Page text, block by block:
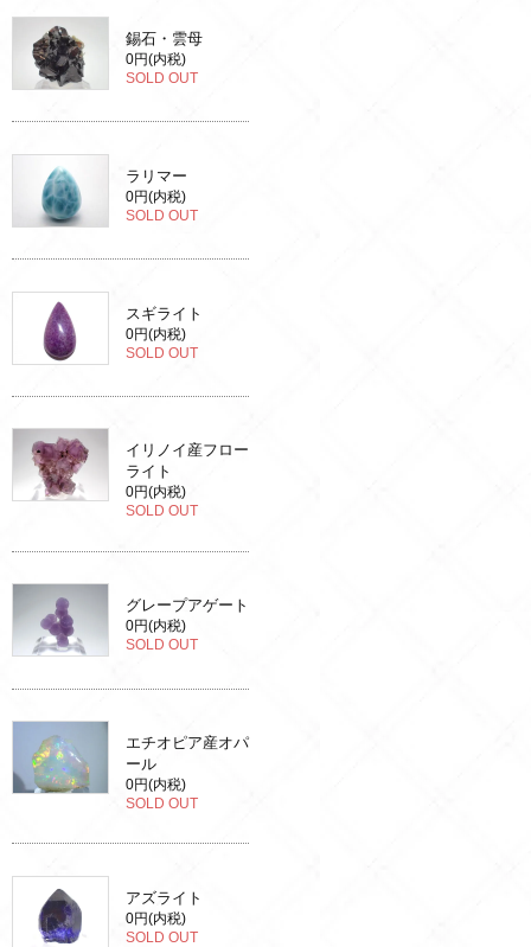
錫石・雲母
0円(内税)
SOLD OUT
ラリマー
0円(内税)
SOLD OUT
スギライト
0円(内税)
SOLD OUT
イリノイ産フロー
ライト
0円(内税)
SOLD OUT
グレープアゲート
0円(内税)
SOLD OUT
エチオピア産オパ
ール
0円(内税)
SOLD OUT
アズライト
0円(内税)
SOLD OUT